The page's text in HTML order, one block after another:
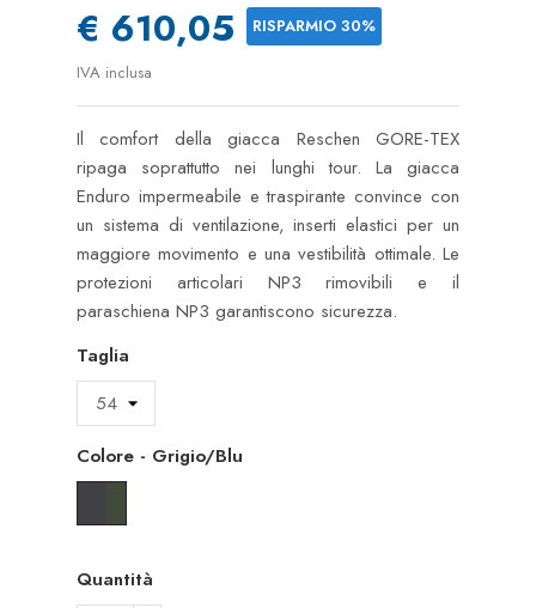
€ 610,05 RISPARMIO 30%
IVA inclusa
Il comfort della giacca Reschen GORE-TEX
ripaga soprattutto nei lunghi tour. La giacca
Enduro impermeabile e traspirante convince con
un sistema di ventilazione, inserti elastici per un
maggiore movimento e una vestibilità ottimale. Le
protezioni articolari NP3 rimovibili e il
paraschiena NP3 garantiscono sicurezza.
Taglia
Colore - Grigio/Blu
Quantità